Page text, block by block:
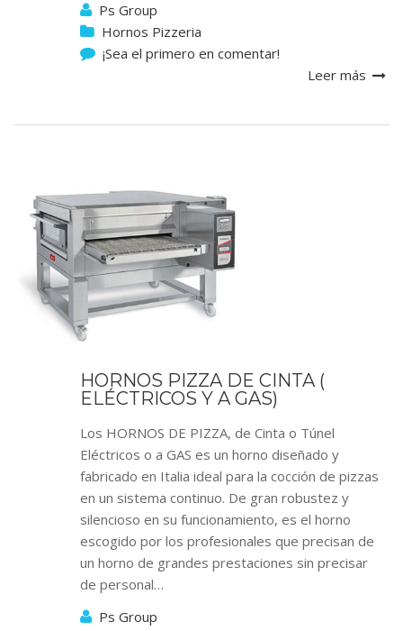
Ps Group
Hornos Pizzeria
¡Sea el primero en comentar!
Leer más
HORNOS PIZZA DE CINTA (
ELÉCTRICOS Y A GAS)
Los HORNOS DE PIZZA, de Cinta o Túnel
Eléctricos o a GAS es un horno diseñado y
fabricado en Italia ideal para la cocción de pizzas
en un sistema continuo. De gran robustez y
silencioso en su funcionamiento, es el horno
escogido por los profesionales que precisan de
un horno de grandes prestaciones sin precisar
de personal…
Ps Group